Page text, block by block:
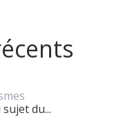
du...